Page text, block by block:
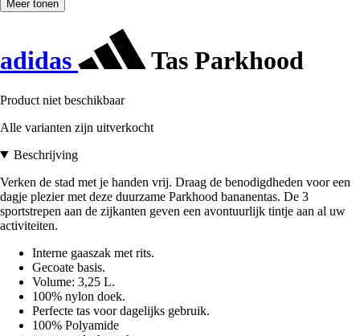
Meer tonen
adidas Tas Parkhood
Product niet beschikbaar
Alle varianten zijn uitverkocht
Beschrijving
Verken de stad met je handen vrij. Draag de benodigdheden voor een
dagje plezier met deze duurzame Parkhood bananentas. De 3
sportstrepen aan de zijkanten geven een avontuurlijk tintje aan al uw
activiteiten.
Interne gaaszak met rits.
Gecoate basis.
Volume: 3,25 L.
100% nylon doek.
Perfecte tas voor dagelijks gebruik.
100% Polyamide